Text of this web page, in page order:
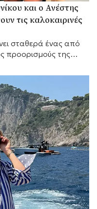
και ο Ανέστης
τις καλοκαιρινές
σταθερά ένας από
προορισμούς της